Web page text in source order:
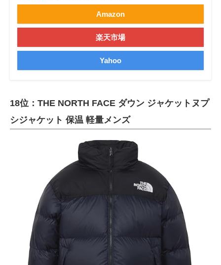
Amazon
楽天市場
Yahoo
18位：THE NORTH FACE ダウン ジャケットヌプ
シジャケット 保温 軽量メンズ